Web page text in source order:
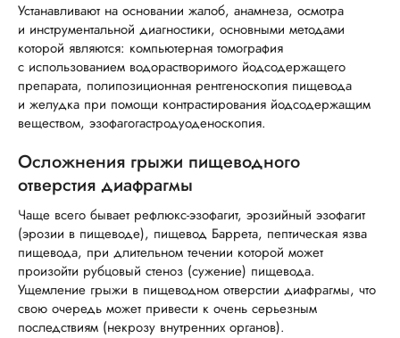
Устанавливают на основании жалоб, анамнеза, осмотра
и инструментальной диагностики, основными методами
которой являются: компьютерная томография
с использованием водорастворимого йодсодержащего
препарата, полипозиционная рентгеноскопия пищевода
и желудка при помощи контрастирования йодсодержащим
веществом, эзофагогастродуоденоскопия.
Осложнения грыжи пищеводного
отверстия диафрагмы
Чаще всего бывает рефлюкс-эзофагит, эрозийный эзофагит
(эрозии в пищеводе), пищевод Баррета, пептическая язва
пищевода, при длительном течении которой может
произойти рубцовый стеноз (сужение) пищевода.
Ущемление грыжи в пищеводном отверстии диафрагмы, что
свою очередь может привести к очень серьезным
последствиям (некрозу внутренних органов).